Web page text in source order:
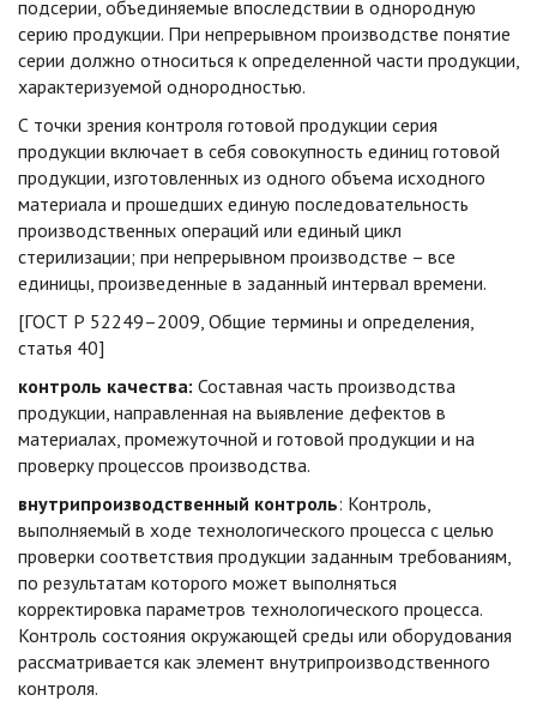
подсерии, объединяемые впоследствии в однородную
серию продукции. При непрерывном производстве понятие
серии должно относиться к определенной части продукции,
характеризуемой однородностью.
С точки зрения контроля готовой продукции серия
продукции включает в себя совокупность единиц готовой
продукции, изготовленных из одного объема исходного
материала и прошедших единую последовательность
производственных операций или единый цикл
стерилизации; при непрерывном производстве – все
единицы, произведенные в заданный интервал времени.
[ГОСТ Р 52249–2009, Общие термины и определения,
статья 40]
контроль качества: Составная часть производства
продукции, направленная на выявление дефектов в
материалах, промежуточной и готовой продукции и на
проверку процессов производства.
внутрипроизводственный контроль: Контроль,
выполняемый в ходе технологического процесса с целью
проверки соответствия продукции заданным требованиям,
по результатам которого может выполняться
корректировка параметров технологического процесса.
Контроль состояния окружающей среды или оборудования
рассматривается как элемент внутрипроизводственного
контроля.